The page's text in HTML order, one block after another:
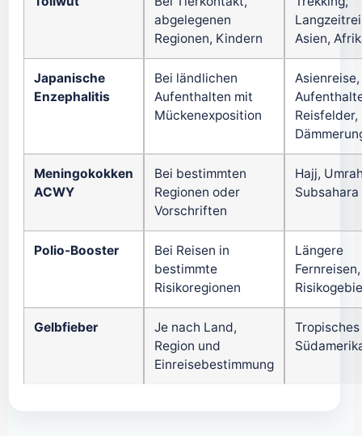
abgelegenen
Regionen, Kindern
Asien,
Japanische
Enzephalitis
Bei ländlichen
Aufenthalten mit
Mückenexposition
Reisfelder,
Meningokokken
ACWY
Bei bestimmten
Regionen oder
Vorschriften
Hajj,
Subsahara
Polio-Booster
Bei Reisen in
bestimmte
Risikoregionen
Längere
Fernreisen,
Gelbfieber
Je nach Land,
Region und
Einreisebestimmung